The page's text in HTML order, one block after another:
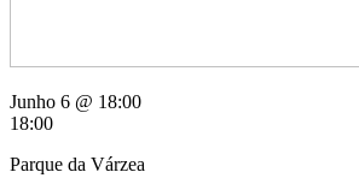
Junho 6 @ 18:00
18:00
Parque da Várzea